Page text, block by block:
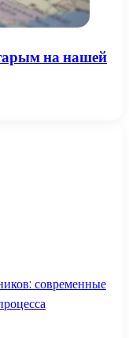
на нашей
современные